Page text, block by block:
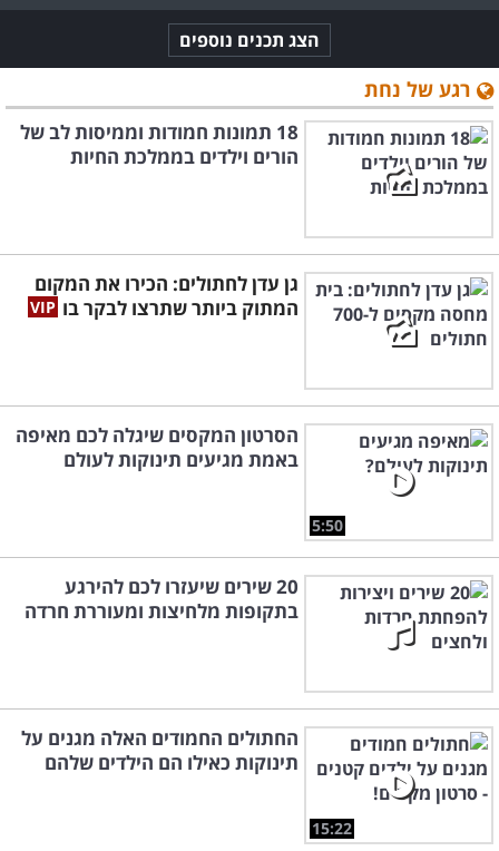
הצג תכנים נוספים
רגע של נחת
18 תמונות חמודות וממיסות לב של
הורים וילדים בממלכת החיות
גן עדן לחתולים: הכירו את המקום
המתוק ביותר שתרצו לבקר בו
5:50
הסרטון המקסים שיגלה לכם מאיפה
באמת מגיעים תינוקות לעולם
20 שירים שיעזרו לכם להירגע
בתקופות מלחיצות ומעוררת חרדה
15:22
החתולים החמודים האלה מגנים על
תינוקות כאילו הם הילדים שלהם